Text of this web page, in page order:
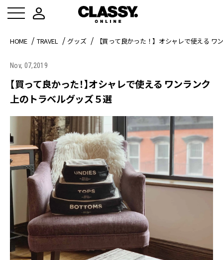
HOME TRAVEL グッズ 【買って良かった！】オシャレで使える
Nov, 07,2019
【買って良かった！】オシャレで使える ワンランク
上のトラベルグッズ５選